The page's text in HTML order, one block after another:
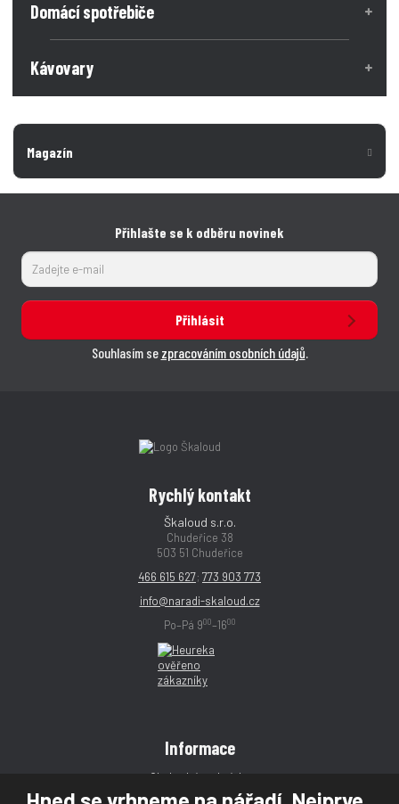
Domácí spotřebiče
Kávovary
Magazín
Přihlašte se k odběru novinek
Přihlásit
Souhlasím se zpracováním osobních údajů.
Rychlý kontakt
Škaloud s.r.o.
Chudeřice 38
503 51 Chudeřice
466 615 627; 773 903 773
info@naradi-skaloud.cz
Po–Pá 900–1600
Informace
Obchodní podmínky